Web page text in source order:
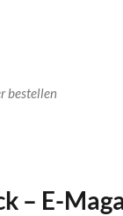
bestellen
– E-